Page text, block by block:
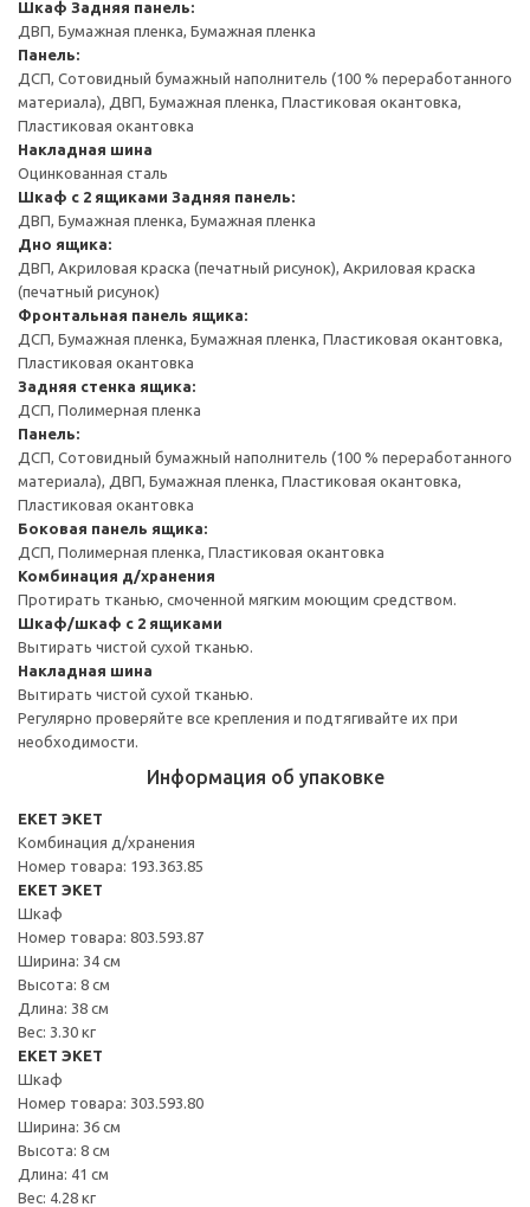
Шкаф Задняя панель:
ДВП, Бумажная пленка, Бумажная пленка
Панель:
ДСП, Сотовидный бумажный наполнитель (100 % переработанного
материала), ДВП, Бумажная пленка, Пластиковая окантовка,
Пластиковая окантовка
Накладная шина
Оцинкованная сталь
Шкаф с 2 ящиками Задняя панель:
ДВП, Бумажная пленка, Бумажная пленка
Дно ящика:
ДВП, Акриловая краска (печатный рисунок), Акриловая краска
(печатный рисунок)
Фронтальная панель ящика:
ДСП, Бумажная пленка, Бумажная пленка, Пластиковая окантовка,
Пластиковая окантовка
Задняя стенка ящика:
ДСП, Полимерная пленка
Панель:
ДСП, Сотовидный бумажный наполнитель (100 % переработанного
материала), ДВП, Бумажная пленка, Пластиковая окантовка,
Пластиковая окантовка
Боковая панель ящика:
ДСП, Полимерная пленка, Пластиковая окантовка
Комбинация д/хранения
Протирать тканью, смоченной мягким моющим средством.
Шкаф/шкаф с 2 ящиками
Вытирать чистой сухой тканью.
Накладная шина
Вытирать чистой сухой тканью.
Регулярно проверяйте все крепления и подтягивайте их при
необходимости.
Информация об упаковке
EKET ЭКЕТ
Комбинация д/хранения
Номер товара: 193.363.85
EKET ЭКЕТ
Шкаф
Номер товара: 803.593.87
Ширина: 34 см
Высота: 8 см
Длина: 38 см
Вес: 3.30 кг
EKET ЭКЕТ
Шкаф
Номер товара: 303.593.80
Ширина: 36 см
Высота: 8 см
Длина: 41 см
Вес: 4.28 кг